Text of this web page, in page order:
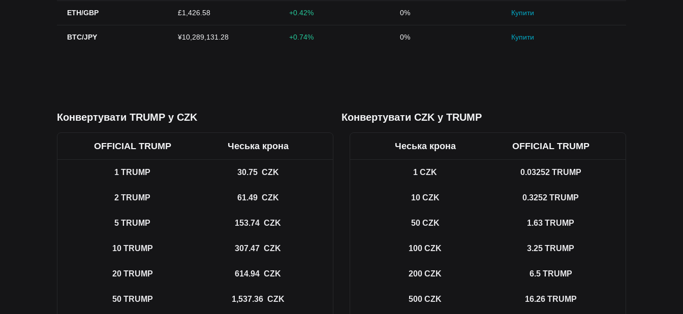
ETH/GBP £1,426.58 +0.42% 0% Купити
BTC/JPY ¥10,289,131.28 +0.74% 0% Купити
Конвертувати TRUMP у CZK Конвертувати CZK у TRUMP
OFFICIAL TRUMP Чеська крона
1 TRUMP 30.75 CZK
2 TRUMP 61.49 CZK
5 TRUMP 153.74 CZK
10 TRUMP 307.47 CZK
20 TRUMP 614.94 CZK
50 TRUMP 1,537.36 CZK
Чеська крона OFFICIAL TRUMP
1 CZK 0.03252 TRUMP
10 CZK 0.3252 TRUMP
50 CZK 1.63 TRUMP
100 CZK 3.25 TRUMP
200 CZK 6.5 TRUMP
500 CZK 16.26 TRUMP